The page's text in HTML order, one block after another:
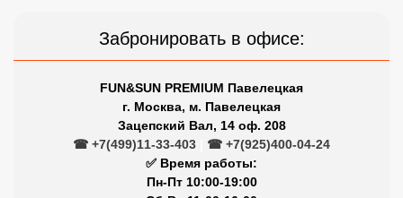
Забронировать в офисе:
FUN&SUN PREMIUM Павелецкая
г. Москва, м. Павелецкая
Зацепский Вал, 14 оф. 208
☎ +7(499)11-33-403
☎ +7(925)400-04-24
✅ Время работы:
Пн-Пт 10:00-19:00